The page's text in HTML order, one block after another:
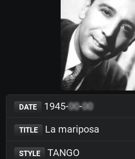
DATE 1945-00-00
TITLE La mariposa
STYLE TANGO